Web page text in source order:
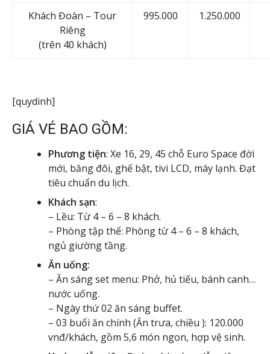
Khách Đoàn – Tour
Riêng
(trên 40 khách)
995.000 1.250.000
[quydinh]
GIÁ VÉ BAO GỒM:
Phương tiện: Xe 16, 29, 45 chỗ Euro Space đời
mới, băng đôi, ghế bật, tivi LCD, máy lạnh. Đạt
tiêu chuẩn du lịch.
Khách sạn:
– Lều: Từ 4 – 6 – 8 khách.
– Phòng tập thể: Phòng từ 4 – 6 – 8 khách,
ngủ giường tầng.
Ăn uống:
– Ăn sáng set menu: Phở, hủ tiếu, bánh canh…
nước uống.
– Ngày thứ 02 ăn sáng buffet.
– 03 buổi ăn chính (Ăn trưa, chiều ): 120.000
vnđ/khách, gồm 5,6 món ngon, hợp vệ sinh.